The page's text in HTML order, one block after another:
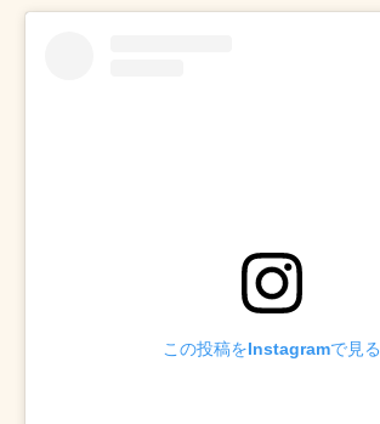
この投稿をInstagramで見る